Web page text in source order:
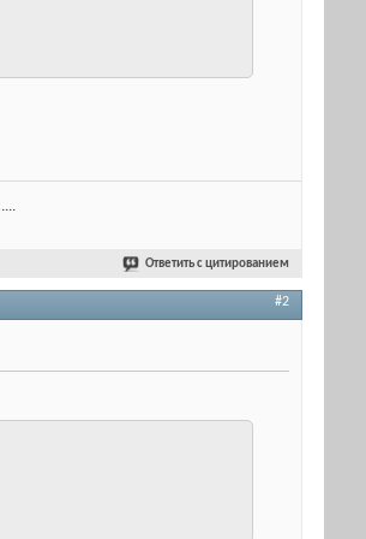
Ответить с цитированием
#2